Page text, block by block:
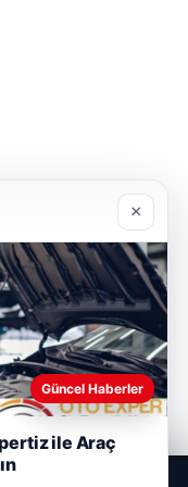
×
Güncel Haberler
ile Araç